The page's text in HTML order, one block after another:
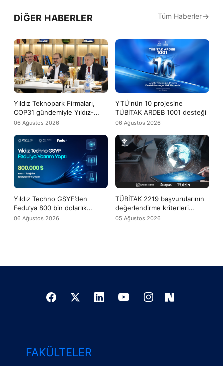
DIĞER HABERLER
Yıldız Teknopark Firmaları,
COP31 gündemiyle Yıldız-
Tech buluşmasında bir araya
06 Ağustos 2026
YTÜ'nün 10 projesine
TÜBİTAK ARDEB 1001 desteği
06 Ağustos 2026
Yıldız Techno GSYF’den
Fedu’ya 800 bin dolarlık
yatırım desteği
06 Ağustos 2026
TÜBİTAK 2219 başvurularının
değerlendirme kriterleri
arasına WoS ve Scopus
05 Ağustos 2026
Tüm Haberler
FAKÜLTELER